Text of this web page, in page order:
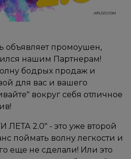
объявляет промоушен,
нашим Партнерам!
бодрых продаж и
для вас и вашего
вокруг себя отличное
2.0" - это уже второй
поймать волну легкости и
еще не сделали! ​Или это